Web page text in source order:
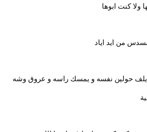
ولا كنت ابوها
من ايد اياد
يلف حولين نفسه و يمسك راسه و عروق وشه